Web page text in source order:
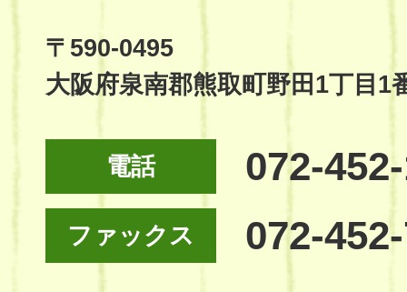
Site
〒590-0495
大阪府泉南郡熊取町野田1丁目1
電話 072-
ファックス 072-